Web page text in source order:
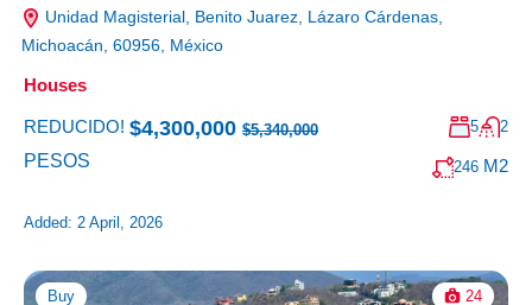
Unidad Magisterial, Benito Juarez, Lázaro Cárdenas,
Michoacán, 60956, México
Houses
REDUCIDO! $4,300,000 $5,340,000
PESOS
5 2
246 M2
Added: 2 April, 2026
Buy 24